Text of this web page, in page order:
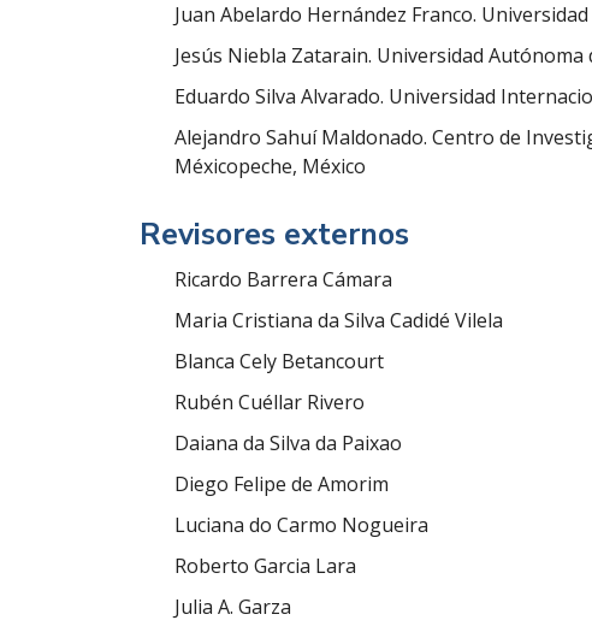
Juan Abelardo Hernández Franco.
Jesús Niebla Zatarain. Universidad Autónoma
Eduardo Silva Alvarado. Universidad
Alejandro Sahuí Maldonado. Centro de
Méxicopeche, México
Revisores externos
Ricardo Barrera Cámara
Maria Cristiana da Silva Cadidé Vilela
Blanca Cely Betancourt
Rubén Cuéllar Rivero
Daiana da Silva da Paixao
Diego Felipe de Amorim
Luciana do Carmo Nogueira
Roberto Garcia Lara
Julia A. Garza